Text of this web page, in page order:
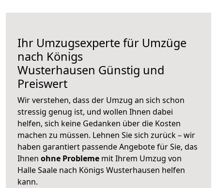
Ihr Umzugsexperte für Umzüge
nach Königs
Wusterhausen Günstig und
Preiswert
Wir verstehen, dass der Umzug an sich schon
stressig genug ist, und wollen Ihnen dabei
helfen, sich keine Gedanken über die Kosten
machen zu müssen. Lehnen Sie sich zurück – wir
haben garantiert passende Angebote für Sie, das
Ihnen ohne Probleme mit Ihrem Umzug von
Halle Saale nach Königs Wusterhausen helfen
kann.